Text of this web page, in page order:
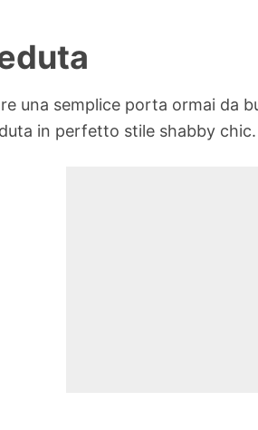
una semplice porta ormai da
in perfetto stile shabby chic.